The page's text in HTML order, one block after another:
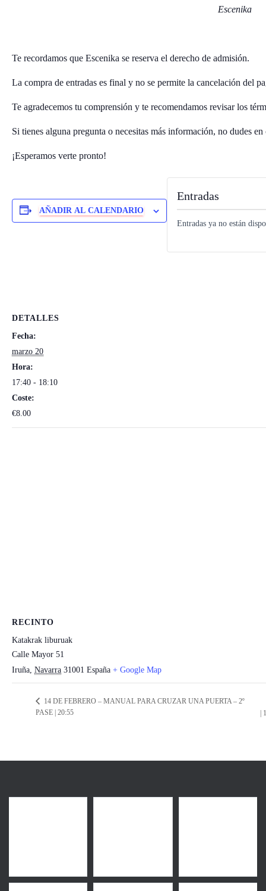
Escenika
Te recordamos que Escenika se reserva el derecho de admisión.
La compra de entradas es final y no se permite la cancelación del
Te agradecemos tu comprensión y te recomendamos revisar los
Si tienes alguna pregunta o necesitas más información, no dudes en
¡Esperamos verte pronto!
AÑADIR AL CALENDARIO
DETALLES
Fecha:
marzo 20
Hora:
17:40 - 18:10
Coste:
€8.00
RECINTO
Katakrak liburuak
Calle Mayor 51
Iruña, Navarra 31001 España + Google Map
Entradas
Entradas ya no están
14 DE FEBRERO – MANUAL PARA CRUZAR UNA PUERTA – 2º
PASE | 20:55
|